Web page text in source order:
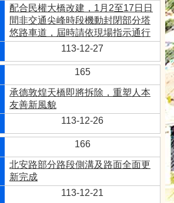
配合民權大橋改建，1月2至17日日
間非交通尖峰時段機動封閉部分塔
悠路車道，屆時請依現場指示通行
113-12-27
165
承德敦煌天橋即將拆除，重塑人本
友善新風貌
113-12-26
166
北安路部分路段側溝及路面全面更
新完成
113-12-21